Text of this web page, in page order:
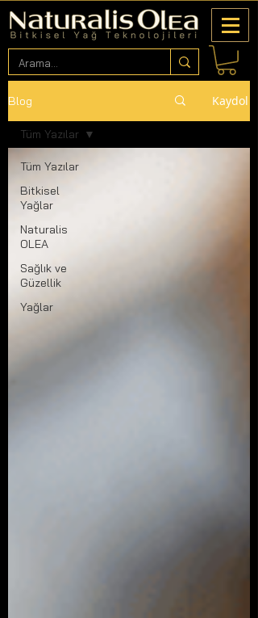
Blog Kaydol
Tüm Yazılar
Bitkisel
Yağlar
Naturalis
OLEA
Sağlık ve
Güzellik
Yağlar
Tüm Yazılar